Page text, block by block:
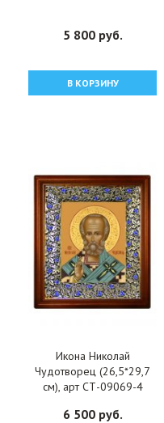
5 800 руб.
В КОРЗИНУ
Икона Николай
Чудотворец (26,5*29,7
см), арт СТ-09069-4
6 500 руб.